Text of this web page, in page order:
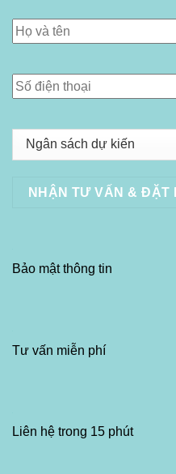
Bảo mật thông tin
Tư vấn miễn phí
Liên hệ trong 15 phút